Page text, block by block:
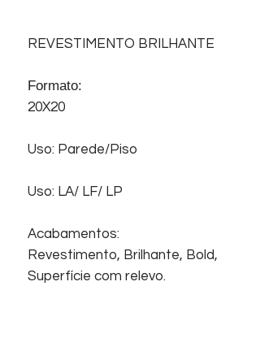
REVESTIMENTO BRILHANTE
Formato:
20X20
Uso: Parede/Piso
Uso: LA/ LF/ LP
Acabamentos:
Revestimento, Brilhante, Bold,
Superfície com relevo.